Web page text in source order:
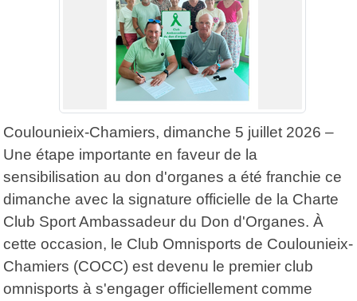
Coulounieix-Chamiers, dimanche 5 juillet 2026 –
Une étape importante en faveur de la
sensibilisation au don d'organes a été franchie ce
dimanche avec la signature officielle de la Charte
Club Sport Ambassadeur du Don d'Organes. À
cette occasion, le Club Omnisports de Coulounieix-
Chamiers (COCC) est devenu le premier club
omnisports à s'engager officiellement comme